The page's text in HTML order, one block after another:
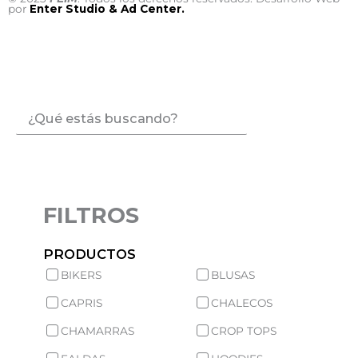
por Enter Studio & Ad Center.
Search
FILTROS
PRODUCTOS
BIKERS BLUSAS
CAPRIS CHALECOS
CHAMARRAS CROP TOPS